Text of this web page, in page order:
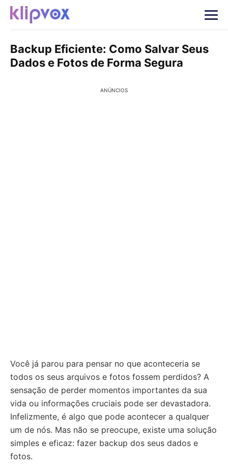
Backup Eficiente: Como Salvar Seus
Dados e Fotos de Forma Segura
ANÚNCIOS
Você já parou para pensar no que aconteceria se
todos os seus arquivos e fotos fossem perdidos? A
sensação de perder momentos importantes da sua
vida ou informações cruciais pode ser devastadora.
Infelizmente, é algo que pode acontecer a qualquer
um de nós. Mas não se preocupe, existe uma solução
simples e eficaz: fazer backup dos seus dados e
fotos.